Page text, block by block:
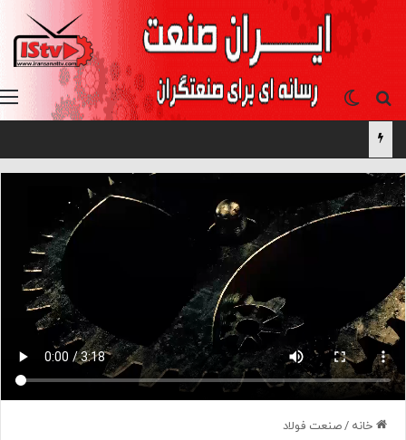
جستجو برایتغییر پوسته
خانه /صنعت فولاد